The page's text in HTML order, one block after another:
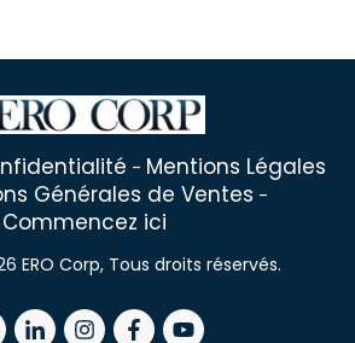
- Mentions Légales
Générales de Ventes -
Commencez ici
ERO Corp, Tous droits réservés.